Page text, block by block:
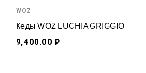
WOZ
Кеды WOZ LUCHIA GRIGGIO
9,400.00 ₽